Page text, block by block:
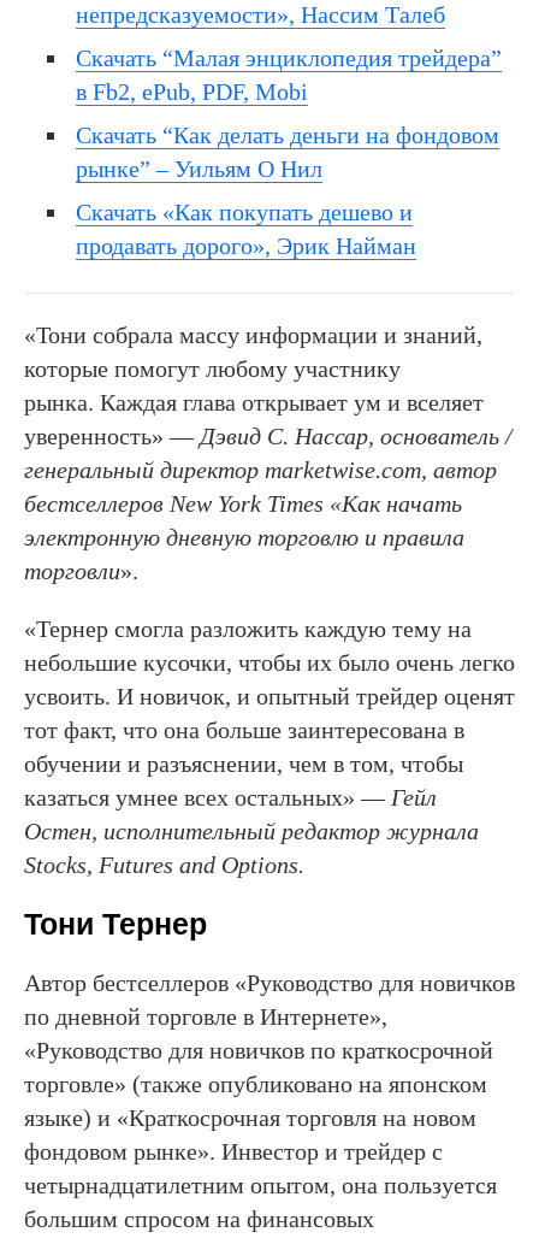
непредсказуемости», Нассим Талеб
Скачать “Малая энциклопедия трейдера”
в Fb2, ePub, PDF, Mobi
Скачать “Как делать деньги на фондовом
рынке” – Уильям О Нил
Скачать «Как покупать дешево и
продавать дорого», Эрик Найман
«Тони собрала массу информации и знаний,
которые помогут любому участнику
рынка. Каждая глава открывает ум и вселяет
уверенность» — Дэвид С. Нассар, основатель /
генеральный директор marketwise.com, автор
бестселлеров New York Times «Как начать
электронную дневную торговлю и правила
торговли».
«Тернер смогла разложить каждую тему на
небольшие кусочки, чтобы их было очень легко
усвоить. И новичок, и опытный трейдер оценят
тот факт, что она больше заинтересована в
обучении и разъяснении, чем в том, чтобы
казаться умнее всех остальных» — Гейл
Остен, исполнительный редактор журнала
Stocks, Futures and Options.
Тони Тернер
Автор бестселлеров «Руководство для новичков
по дневной торговле в Интернете»,
«Руководство для новичков по краткосрочной
торговле» (также опубликовано на японском
языке) и «Краткосрочная торговля на новом
фондовом рынке». Инвестор и трейдер с
четырнадцатилетним опытом, она пользуется
большим спросом на финансовых